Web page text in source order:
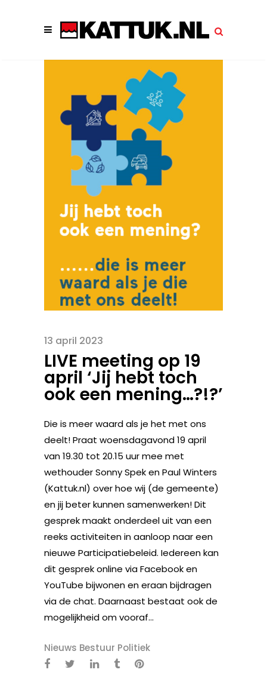
13 april 2023
LIVE meeting op 19
april ‘Jij hebt toch
ook een mening…?!?’
Die is meer waard als je het met ons
deelt! Praat woensdagavond 19 april
van 19.30 tot 20.15 uur mee met
wethouder Sonny Spek en Paul Winters
(Kattuk.nl) over hoe wij (de gemeente)
en jij beter kunnen samenwerken! Dit
gesprek maakt onderdeel uit van een
reeks activiteiten in aanloop naar een
nieuwe Participatiebeleid. Iedereen kan
dit gesprek online via Facebook en
YouTube bijwonen en eraan bijdragen
via de chat. Daarnaast bestaat ook de
mogelijkheid om vooraf...
Nieuws Bestuur Politiek